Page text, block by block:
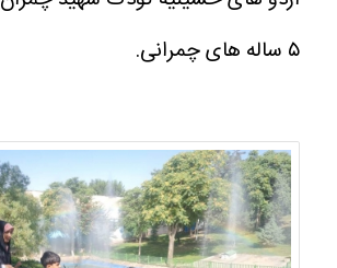
۵ ساله های چمرانی.